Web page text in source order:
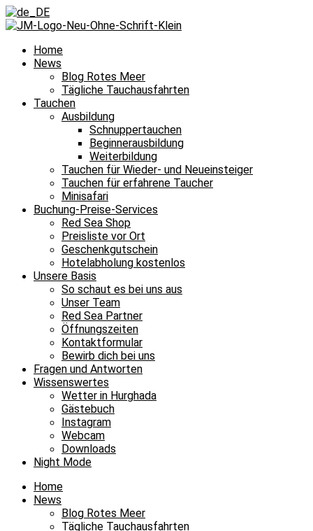
Home
News
Blog Rotes Meer
Tägliche Tauchausfahrten
Tauchen
Ausbildung
Schnuppertauchen
Beginnerausbildung
Weiterbildung
Tauchen für Wieder- und Neueinsteiger
Tauchen für erfahrene Taucher
Minisafari
Buchung-Preise-Services
Red Sea Shop
Preisliste vor Ort
Geschenkgutschein
Hotelabholung kostenlos
Unsere Basis
So schaut es bei uns aus
Unser Team
Red Sea Partner
Öffnungszeiten
Kontaktformular
Bewirb dich bei uns
Fragen und Antworten
Wissenswertes
Wetter in Hurghada
Gästebuch
Instagram
Webcam
Downloads
Night Mode
Home
News
Blog Rotes Meer
Tägliche Tauchausfahrten